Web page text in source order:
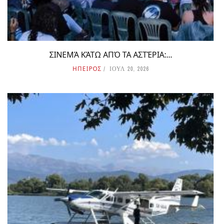
ΣΙΝΕΜΆ ΚΆΤΩ ΑΠΌ ΤΑ ΑΣΤΈΡΙΑ:...
ΗΠΕΙΡΟΣ ΙΟΥΛ 20, 2026